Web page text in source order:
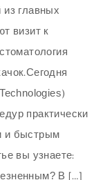
главных
визит к
практически
и быстрым
вы узнаете: